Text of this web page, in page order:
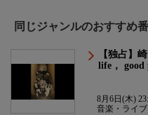
同じジャンルのおすすめ
【独占】
life， good
8月6日(木)
音楽・ライ